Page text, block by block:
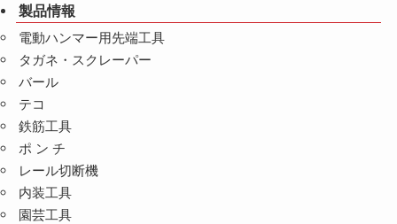
製品情報
電動ハンマー用先端工具
タガネ・スクレーパー
バール
テコ
鉄筋工具
ポ ン チ
レール切断機
内装工具
園芸工具